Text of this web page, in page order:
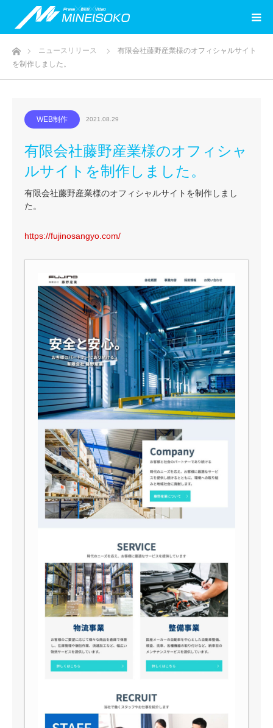
ホームニュースリリース
有限会社藤野産業様のオフィシャルサイト
を制作しました。
WEB制作 2021.08.29
有限会社藤野産業様のオフィシャ
ルサイトを制作しました。
有限会社藤野産業様のオフィシャルサイトを制作しまし
た。
https://fujinosangyo.com/